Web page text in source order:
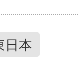
日本